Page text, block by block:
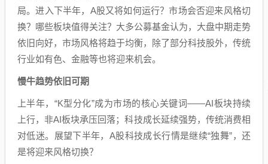
局。进入下半年，A股又将如何运行？市场会否迎来风格切
换？哪些板块值得关注？大多公募基金认为，大盘中期走势
依旧向好，市场风格将趋于均衡，除了部分科技股外，传统
行业如有色、金融等也将迎来机会。
慢牛趋势依旧可期
上半年，“K型分化”成为市场的核心关键词——AI板块持续
上行，非AI板块承压回落；科技成长延续强势，传统消费相
对低迷。展望下半年，A股科技成长行情是继续“独舞”，还
是将迎来风格切换？